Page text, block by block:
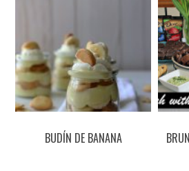
BUDÍN DE BANANA